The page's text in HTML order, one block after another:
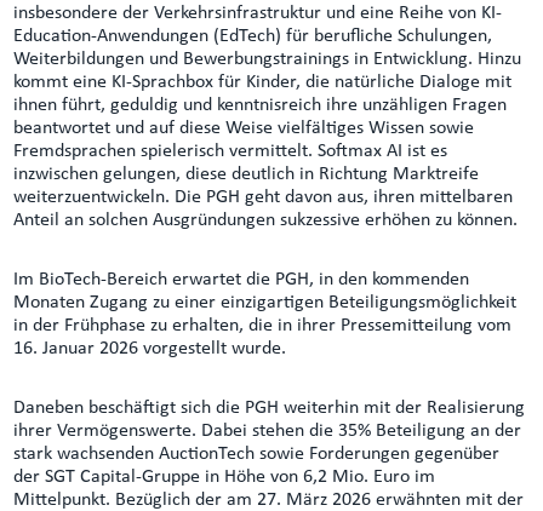
insbesondere der Verkehrsinfrastruktur und eine Reihe von KI-
Education-Anwendungen (EdTech) für berufliche Schulungen,
Weiterbildungen und Bewerbungstrainings in Entwicklung. Hinzu
kommt eine KI‑Sprachbox für Kinder, die natürliche Dialoge mit
ihnen führt, geduldig und kenntnisreich ihre unzähligen Fragen
beantwortet und auf diese Weise vielfältiges Wissen sowie
Fremdsprachen spielerisch vermittelt. Softmax AI ist es
inzwischen gelungen, diese deutlich in Richtung Marktreife
weiterzuentwickeln. Die PGH geht davon aus, ihren mittelbaren
Anteil an solchen Ausgründungen sukzessive erhöhen zu können.
Im BioTech-Bereich erwartet die PGH, in den kommenden
Monaten Zugang zu einer einzigartigen Beteiligungsmöglichkeit
in der Frühphase zu erhalten, die in ihrer Pressemitteilung vom
16. Januar 2026 vorgestellt wurde.
Daneben beschäftigt sich die PGH weiterhin mit der Realisierung
ihrer Vermögenswerte. Dabei stehen die 35% Beteiligung an der
stark wachsenden AuctionTech sowie Forderungen gegenüber
der SGT Capital‑Gruppe in Höhe von 6,2 Mio. Euro im
Mittelpunkt. Bezüglich der am 27. März 2026 erwähnten mit der